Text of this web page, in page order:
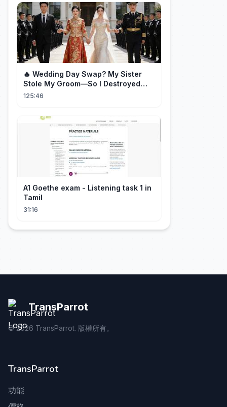
🔥 Wedding Day Swap? My Sister
Stole My Groom—So I Destroyed
Them All 👑#movie #drama
125:46
A1 Goethe exam - Listening task 1 in
Tamil
31:16
TransParrot
©2026 TransParrot. 版權所有。
TransParrot
功能